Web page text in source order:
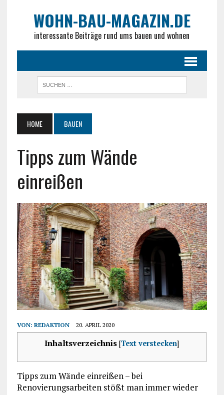
WOHN-BAU-MAGAZIN.DE
interessante Beiträge rund ums bauen und wohnen
HOME BAUEN
Tipps zum Wände
einreißen
VON: REDAKTION 20. APRIL 2020
Inhaltsverzeichnis [Text verstecken]
Tipps zum Wände einreißen – bei
Renovierungsarbeiten stößt man immer wieder